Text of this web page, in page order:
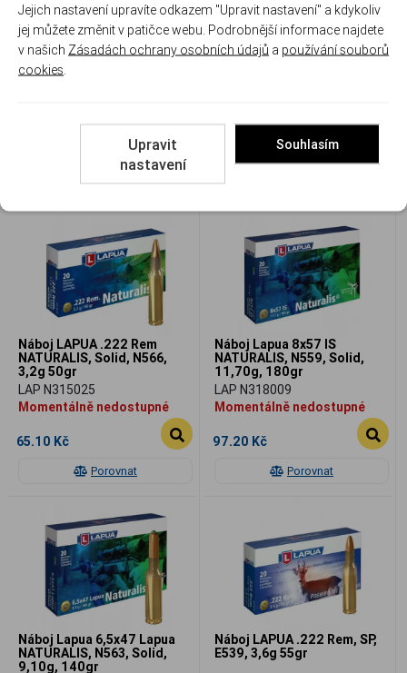
Náboje Lapua 6,5 Creedmoor
NATURALIS, 9,10 g, 140 gr
Náboj Lapua 7x64
NATURALIS, N564, Solid,
Porovnat
Náboj LAPUA .222 Rem
NATURALIS, Solid, N566,
3,2g 50gr
LAP N315025
Momentálně nedostupné
65.10 Kč
Porovnat
Náboj Lapua 8x57 IS
NATURALIS, N559, Solid,
11,70g, 180gr
LAP N318009
Momentálně nedostupné
97.20 Kč
Náboj Lapua 6,5x47 Lapua
NATURALIS, N563, Solid,
9,10g, 140gr
Náboj LAPUA .222 Rem, SP,
E539, 3,6g 55gr
Jejich nastavení upravíte odkazem "Upravit nastavení" a kdykoliv
jej můžete změnit v patičce webu. Podrobnější informace najdete
v našich Zásadách ochrany osobních údajů a používání souborů
cookies
Upravit
nastavení
Souhlasím